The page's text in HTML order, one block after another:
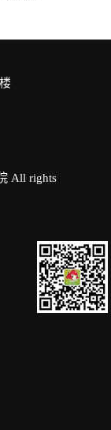
All rights